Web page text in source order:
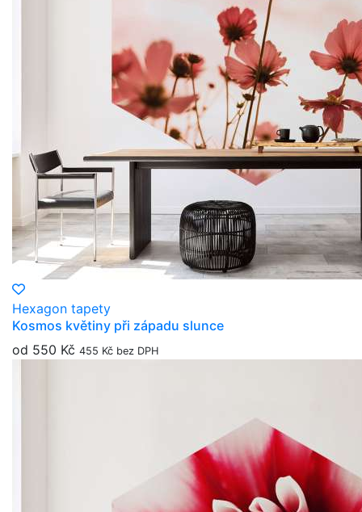
Hexagon tapety
Kosmos květiny při západu slunce
od 550 Kč 455 Kč bez DPH